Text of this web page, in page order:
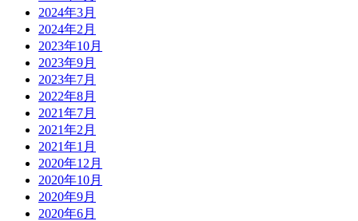
2024年3月
2024年2月
2023年10月
2023年9月
2023年7月
2022年8月
2021年7月
2021年2月
2021年1月
2020年12月
2020年10月
2020年9月
2020年6月